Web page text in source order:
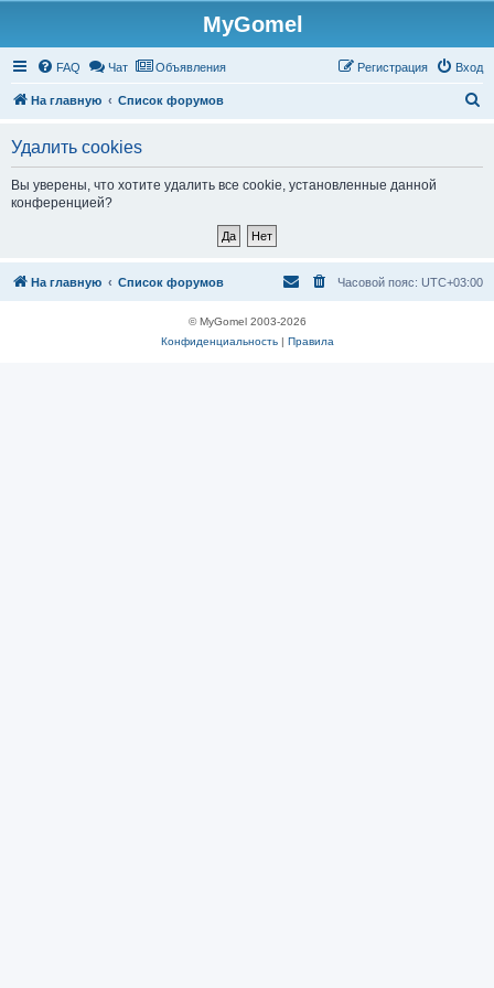
MyGomel
FAQ Чат Объявления Вход
Регистрация
На главную Список форумов
Удалить cookies
Вы уверены, что хотите удалить все cookie, установленные данной
конференцией?
На главную Список форумов Часовой пояс: UTC+03:00
© MyGomel 2003-2026
Конфиденциальность| Правила